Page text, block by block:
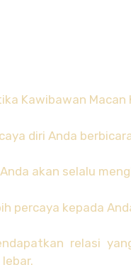
Kawibawan Macan
diri Anda
akan selalu
percaya kepada
relasi